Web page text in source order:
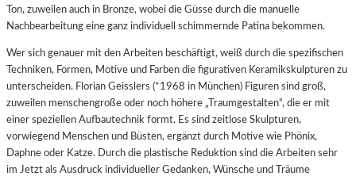
Ton, zuweilen auch in Bronze, wobei die Güsse durch die manuelle
Nachbearbeitung eine ganz individuell schimmernde Patina bekommen.
Wer sich genauer mit den Arbeiten beschäftigt, weiß durch die spezifischen
Techniken, Formen, Motive und Farben die figurativen Keramikskulpturen zu
unterscheiden. Florian Geisslers (*1968 in München) Figuren sind groß,
zuweilen menschengroße oder noch höhere „Traumgestalten“, die er mit
einer speziellen Aufbautechnik formt. Es sind zeitlose Skulpturen,
vorwiegend Menschen und Büsten, ergänzt durch Motive wie Phönix,
Daphne oder Katze. Durch die plastische Reduktion sind die Arbeiten sehr
im Jetzt als Ausdruck individueller Gedanken, Wünsche und Träume